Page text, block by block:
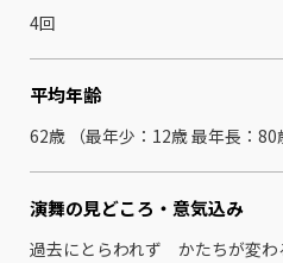
4回
平均年齢
62歳 （最年少：12歳 最年⻑：80
演舞の見どころ・ 意気込み
過去にとらわれず かたちが変